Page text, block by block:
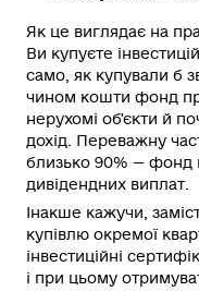
Як це виглядає на
Ви купуєте
само, як купували б
чином кошти фонд
нерухомі об'єкти й
дохід. Переважну
близько 90% — фонд
дивідендних виплат.
Інакше кажучи,
купівлю окремої
інвестиційні
і при цьому